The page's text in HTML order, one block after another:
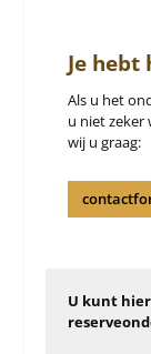
Je hebt
Als u het
u niet zeker
wij u graag:
U kunt